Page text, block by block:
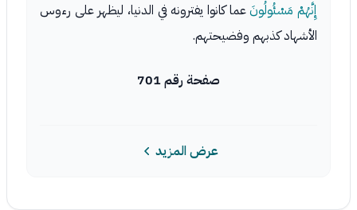
إِنَّهُمْ مَسْئُولُونَعما كانوا يفترونه في الدنيا، ليظهر على رءوس
الأشهاد كذبهم وفضيحتهم.
صفحة رقم 701
عرض المزيد